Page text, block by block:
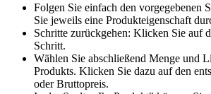
Folgen Sie einfach den vorgegebenen
Sie jeweils eine Produkteigenschaft
Schritte zurückgehen: Klicken Sie auf
Schritt.
Wählen Sie abschließend Menge und
Produkts. Klicken Sie dazu auf den
oder Bruttopreis.